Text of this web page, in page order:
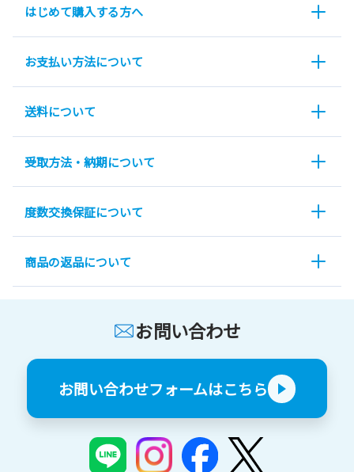
はじめて購入する方へ
お支払い方法について
送料について
受取方法・納期について
度数交換保証について
商品の返品について
お問い合わせ
お問い合わせフォームはこちら